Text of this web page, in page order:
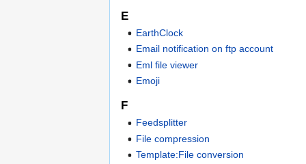
E
EarthClock
Email notification on ftp account
Eml file viewer
Emoji
F
Feedsplitter
File compression
Template:File conversion